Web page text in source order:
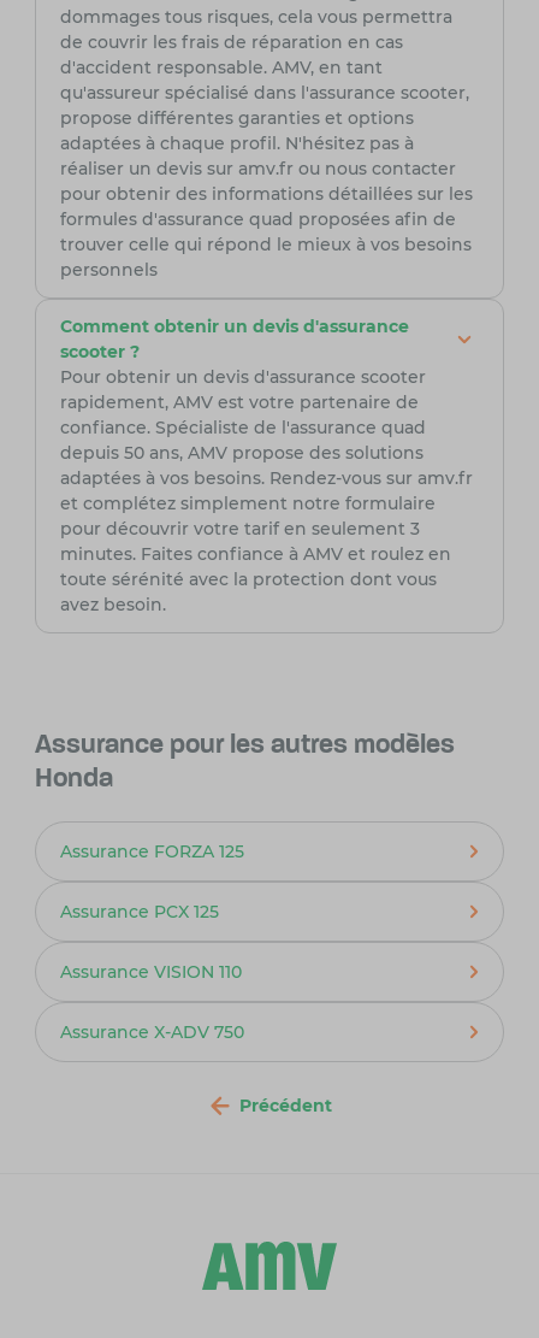
dommages tous risques, cela vous permettra
de couvrir les frais de réparation en cas
d'accident responsable. AMV, en tant
qu'assureur spécialisé dans l'assurance scooter,
propose différentes garanties et options
adaptées à chaque profil. N'hésitez pas à
réaliser un devis sur amv.fr ou nous contacter
pour obtenir des informations détaillées sur les
formules d'assurance quad proposées afin de
trouver celle qui répond le mieux à vos besoins
personnels
Comment obtenir un devis d'assurance
scooter ?
Pour obtenir un devis d'assurance scooter
rapidement, AMV est votre partenaire de
confiance. Spécialiste de l'assurance quad
depuis 50 ans, AMV propose des solutions
adaptées à vos besoins. Rendez-vous sur amv.fr
et complétez simplement notre formulaire
pour découvrir votre tarif en seulement 3
minutes. Faites confiance à AMV et roulez en
toute sérénité avec la protection dont vous
avez besoin.
Assurance pour les autres modèles
Honda
Assurance FORZA 125
Assurance PCX 125
Assurance VISION 110
Assurance X-ADV 750
Précédent